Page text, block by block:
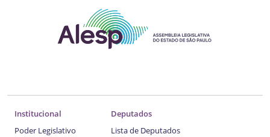
Institucional
Poder Legislativo
Deputados
Lista de Deputados